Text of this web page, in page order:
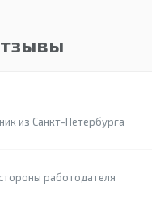
из Санкт-Петербурга
работодателя